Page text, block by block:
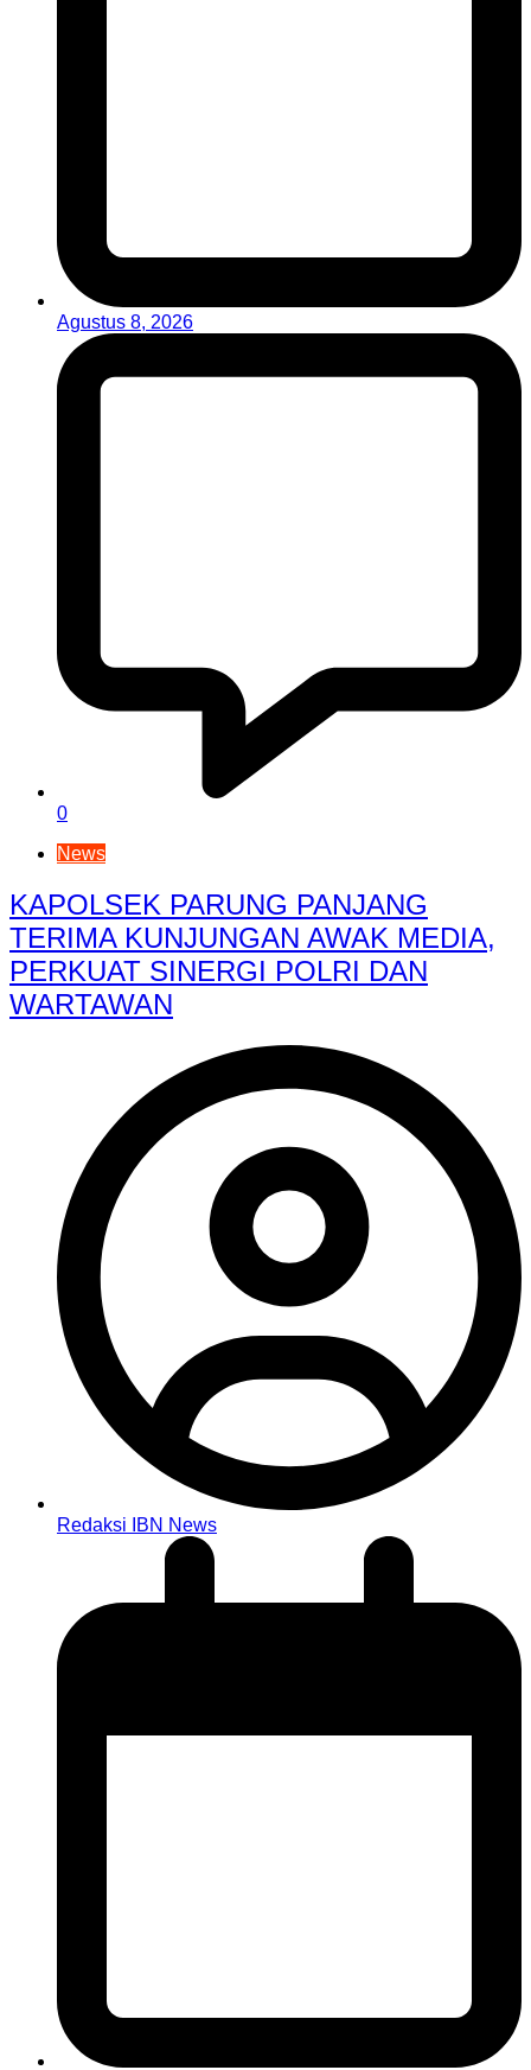
Agustus 8, 2026
0
News
KAPOLSEK PARUNG PANJANG
TERIMA KUNJUNGAN AWAK MEDIA,
PERKUAT SINERGI POLRI DAN
WARTAWAN
Redaksi IBN News